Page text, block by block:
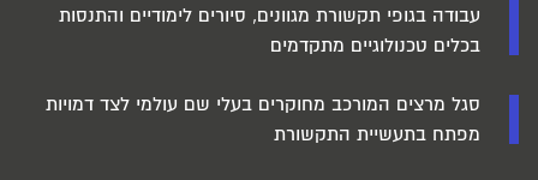
עבודה בגופי תקשורת מגוונים, סיורים לימודיים והתנסות
בכלים טכנולוגיים מתקדמים
סגל מרצים המורכב מחוקרים בעלי שם עולמי לצד דמויות
מפתח בתעשיית התקשורת